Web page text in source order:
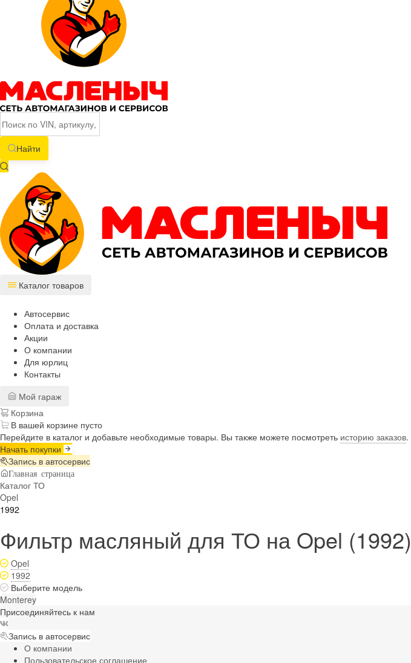
Найти
Каталог товаров
Автосервис
Оплата и доставка
Акции
О компании
Для юрлиц
Контакты
Мой гараж
Корзина
В вашей корзине пусто
Перейдите в каталог и добавьте необходимые товары. Вы также можете посмотреть историю заказов.
Начать покупки
Запись в автосервис
Главная страница
Каталог ТО
Opel
1992
Фильтр масляный для ТО на Opel (1992)
Opel
1992
Выберите модель
Monterey
Присоединяйтесь к нам
Запись в автосервис
О компании
Пользовательское соглашение